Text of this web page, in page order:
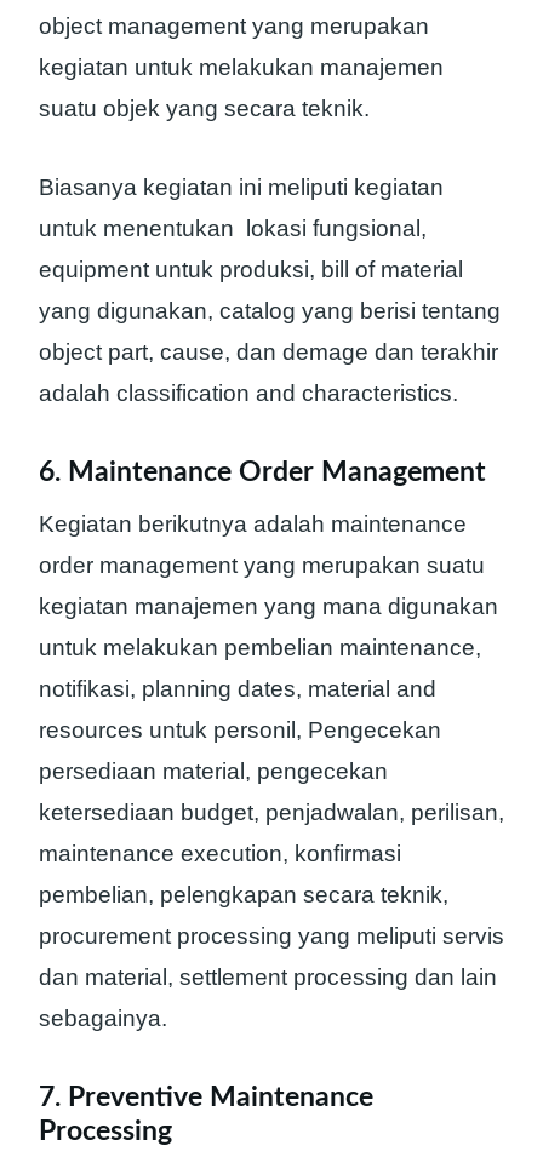
object management yang merupakan
kegiatan untuk melakukan manajemen
suatu objek yang secara teknik.
Biasanya kegiatan ini meliputi kegiatan
untuk menentukan lokasi fungsional,
equipment untuk produksi, bill of material
yang digunakan, catalog yang berisi tentang
object part, cause, dan demage dan terakhir
adalah classification and characteristics.
6. Maintenance Order Management
Kegiatan berikutnya adalah maintenance
order management yang merupakan suatu
kegiatan manajemen yang mana digunakan
untuk melakukan pembelian maintenance,
notifikasi, planning dates, material and
resources untuk personil, Pengecekan
persediaan material, pengecekan
ketersediaan budget, penjadwalan, perilisan,
maintenance execution, konfirmasi
pembelian, pelengkapan secara teknik,
procurement processing yang meliputi servis
dan material, settlement processing dan lain
sebagainya.
7. Preventive Maintenance
Processing